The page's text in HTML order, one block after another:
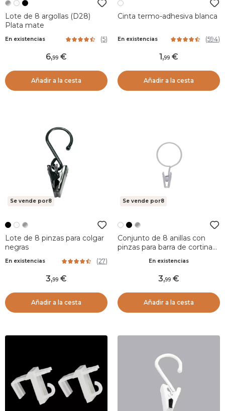
Lote de 8 argollas (D28)
Plata mate
En existencias (5)
6,99
Añadir a la cesta
Cinta termo-adhesiva blanca
En existencias (594)
1,99
Añadir a la cesta
Se vende por8
Lote de 8 pinzas para colgar
negras
En existencias (27)
3,99
Añadir a la cesta
Se vende por8
Conjunto de 8 anillas con
pinzas para barra de cortina
En existencias
3,99
Añadir a la cesta